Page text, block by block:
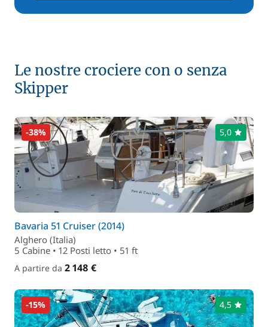
Le nostre crociere con o senza
Skipper
-38% 5,0
Bavaria 51 Cruiser (2014)
Alghero (Italia)
5 Cabine • 12 Posti letto • 51 ft
A partire da 2 148 €
-15% 4,5